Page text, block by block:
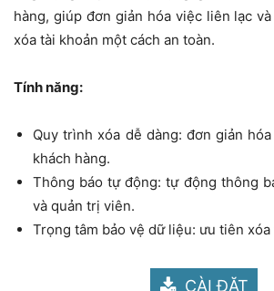
hàng, giúp đơn giản hóa việc liên lạc
xóa tài khoản một cách an toàn.
Tính năng:
Quy trình xóa dễ dàng: đơn giản
khách hàng.
Thông báo tự động: tự động thông
và quản trị viên.
Trọng tâm bảo vệ dữ liệu: ưu tiên xóa
CÀI ĐẶT